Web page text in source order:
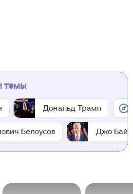
темы
Дональд Трамп
Белоусов Джо